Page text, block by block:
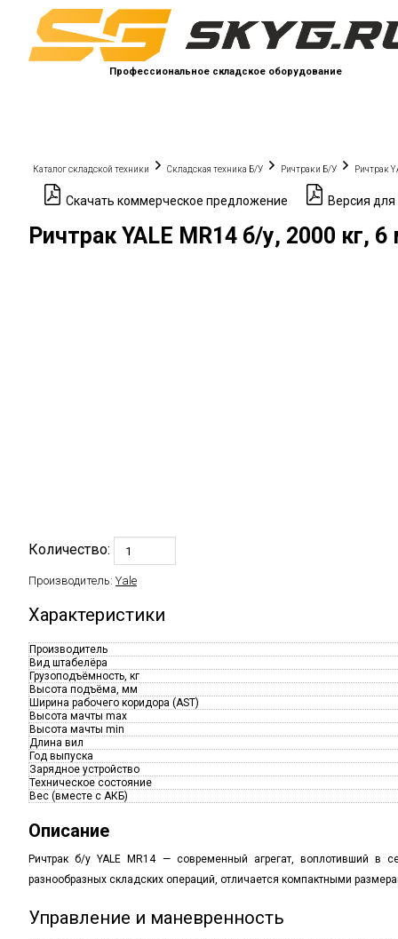
Профессиональное складское оборудование
Каталог складской техники Складская техника Б/У Ричтраки Б/У Ричтрак
Скачать коммерческое предложение Версия
Ричтрак YALE MR14 б/у, 2000 кг, 6
Количество:
Производитель: Yale
Характеристики
Производитель
Вид штабелёра
Грузоподъёмность, кг
Высота подъёма, мм
Ширина рабочего коридора (AST)
Высота мачты max
Высота мачты min
Длина вил
Год выпуска
Зарядное устройство
Техническое состояние
Вес (вместе с АКБ)
Описание
Ричтрак б/у YALE MR14 — современный агрегат, воплотивший в
разнообразных складских операций, отличается компактными
Управление и маневренность